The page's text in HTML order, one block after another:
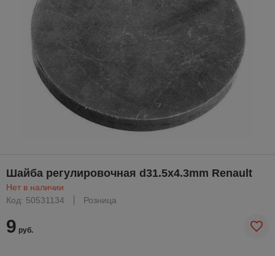
Шайба регулировочная d31.5x4.3mm Renault
Нет в наличии
Код: 50531134
Розница
9 руб.